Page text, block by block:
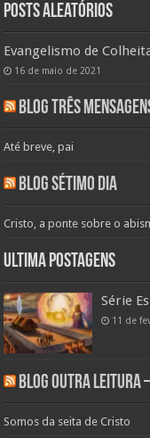
Posts aleatórios
Evangelismo de
16 de maio de 2021
Blog Três
Até breve, pai
Blog Sétimo Dia
Cristo, a ponte sobre o
Ultima Postagens
Série
11 de
Blog Outra Leitura
Somos da seita de Cristo